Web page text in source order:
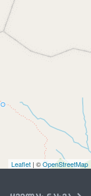
Leaflet | ©OpenStreetMap